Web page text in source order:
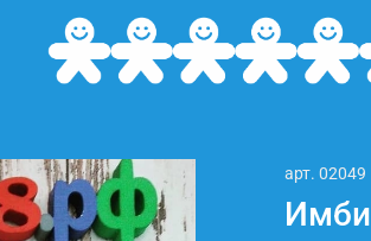
арт. 02049